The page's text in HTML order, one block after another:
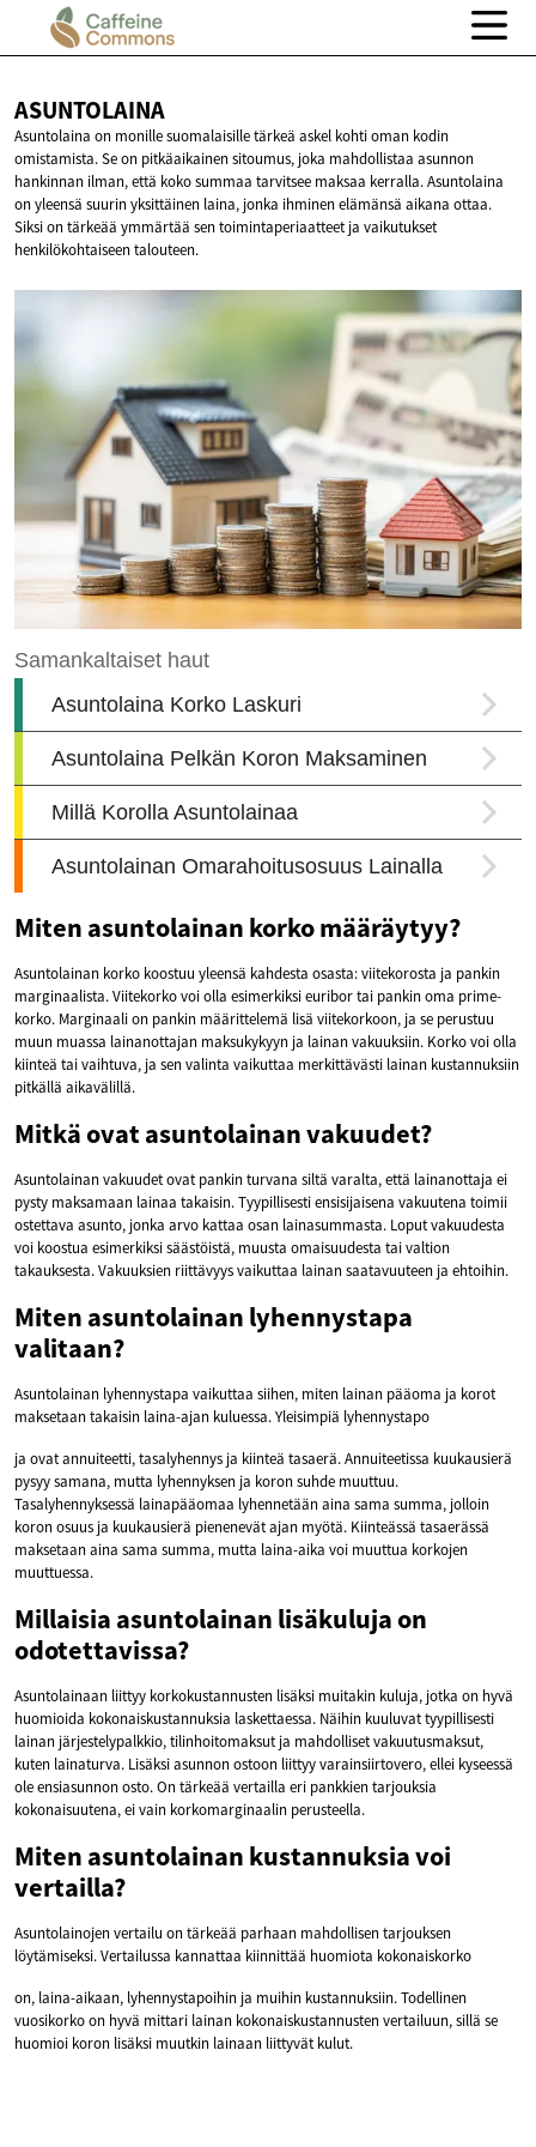
ASUNTOLAINA
Asuntolaina on monille suomalaisille tärkeä askel kohti oman kodin
omistamista. Se on pitkäaikainen sitoumus, joka mahdollistaa asunnon
hankinnan ilman, että koko summaa tarvitsee maksaa kerralla. Asuntolaina
on yleensä suurin yksittäinen laina, jonka ihminen elämänsä aikana ottaa.
Siksi on tärkeää ymmärtää sen toimintaperiaatteet ja vaikutukset
henkilökohtaiseen talouteen.
Miten asuntolainan korko määräytyy?
Asuntolainan korko koostuu yleensä kahdesta osasta: viitekorosta ja pankin
marginaalista. Viitekorko voi olla esimerkiksi euribor tai pankin oma prime-
korko. Marginaali on pankin määrittelemä lisä viitekorkoon, ja se perustuu
muun muassa lainanottajan maksukykyyn ja lainan vakuuksiin. Korko voi olla
kiinteä tai vaihtuva, ja sen valinta vaikuttaa merkittävästi lainan kustannuksiin
pitkällä aikavälillä.
Mitkä ovat asuntolainan vakuudet?
Asuntolainan vakuudet ovat pankin turvana siltä varalta, että lainanottaja ei
pysty maksamaan lainaa takaisin. Tyypillisesti ensisijaisena vakuutena toimii
ostettava asunto, jonka arvo kattaa osan lainasummasta. Loput vakuudesta
voi koostua esimerkiksi säästöistä, muusta omaisuudesta tai valtion
takauksesta. Vakuuksien riittävyys vaikuttaa lainan saatavuuteen ja ehtoihin.
Miten asuntolainan lyhennystapa
valitaan?
Asuntolainan lyhennystapa vaikuttaa siihen, miten lainan pääoma ja korot
maksetaan takaisin laina-ajan kuluessa. Yleisimpiä lyhennystapo
ja ovat annuiteetti, tasalyhennys ja kiinteä tasaerä. Annuiteetissa kuukausierä
pysyy samana, mutta lyhennyksen ja koron suhde muuttuu.
Tasalyhennyksessä lainapääomaa lyhennetään aina sama summa, jolloin
koron osuus ja kuukausierä pienenevät ajan myötä. Kiinteässä tasaerässä
maksetaan aina sama summa, mutta laina-aika voi muuttua korkojen
muuttuessa.
Millaisia asuntolainan lisäkuluja on
odotettavissa?
Asuntolainaan liittyy korkokustannusten lisäksi muitakin kuluja, jotka on hyvä
huomioida kokonaiskustannuksia laskettaessa. Näihin kuuluvat tyypillisesti
lainan järjestelypalkkio, tilinhoitomaksut ja mahdolliset vakuutusmaksut,
kuten lainaturva. Lisäksi asunnon ostoon liittyy varainsiirtovero, ellei kyseessä
ole ensiasunnon osto. On tärkeää vertailla eri pankkien tarjouksia
kokonaisuutena, ei vain korkomarginaalin perusteella.
Miten asuntolainan kustannuksia voi
vertailla?
Asuntolainojen vertailu on tärkeää parhaan mahdollisen tarjouksen
löytämiseksi. Vertailussa kannattaa kiinnittää huomiota kokonaiskorko
on, laina-aikaan, lyhennystapoihin ja muihin kustannuksiin. Todellinen
vuosikorko on hyvä mittari lainan kokonaiskustannusten vertailuun, sillä se
huomioi koron lisäksi muutkin lainaan liittyvät kulut.